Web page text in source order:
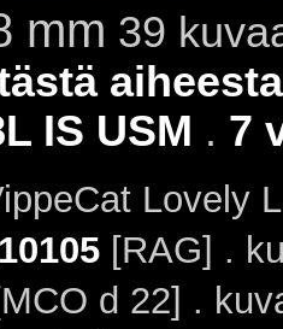
mm 39
aiheesta
IS USM . 7
Lovely
[RAG] .
d 22] .